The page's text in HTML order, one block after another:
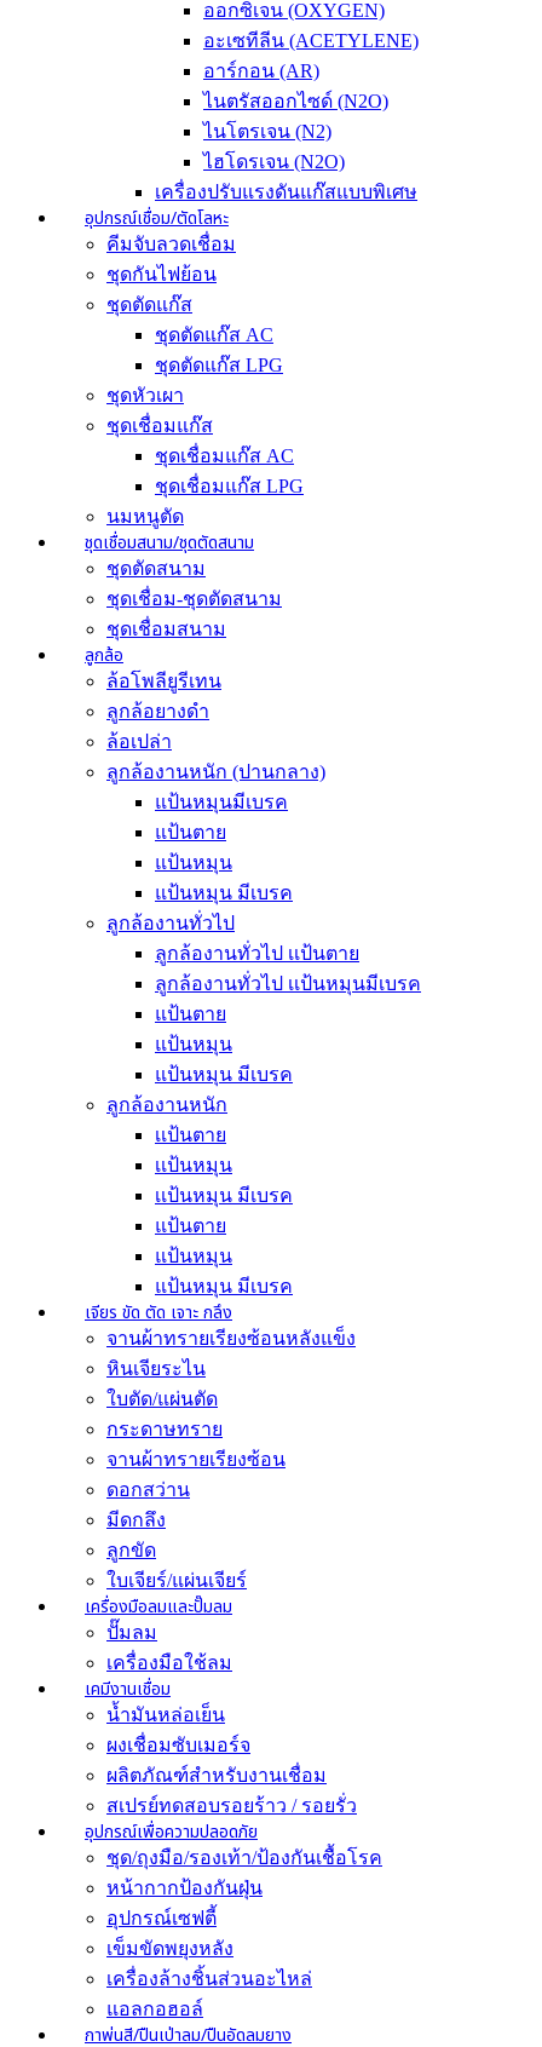
ออกซิเจน (OXYGEN)
อะเซทีลีน (ACETYLENE)
อาร์กอน (AR)
ไนตรัสออกไซด์ (N2O)
ไนโตรเจน (N2)
ไฮโดรเจน (N2O)
เครื่องปรับแรงดันแก๊สแบบพิเศษ
อุปกรณ์เชื่อม/ตัดโลหะ
คีมจับลวดเชื่อม
ชุดกันไฟย้อน
ชุดตัดแก๊ส
ชุดตัดแก๊ส AC
ชุดตัดแก๊ส LPG
ชุดหัวเผา
ชุดเชื่อมแก๊ส
ชุดเชื่อมแก๊ส AC
ชุดเชื่อมแก๊ส LPG
นมหนูตัด
ชุดเชื่อมสนาม/ชุดตัดสนาม
ชุดตัดสนาม
ชุดเชื่อม-ชุดตัดสนาม
ชุดเชื่อมสนาม
ลูกล้อ
ล้อโพลียูรีเทน
ลูกล้อยางดำ
ล้อเปล่า
ลูกล้องานหนัก (ปานกลาง)
แป้นหมุนมีเบรค
แป้นตาย
แป้นหมุน
แป้นหมุน มีเบรค
ลูกล้องานทั่วไป
ลูกล้องานทั่วไป เเป้นตาย
ลูกล้องานทั่วไป เเป้นหมุนมีเบรค
แป้นตาย
แป้นหมุน
แป้นหมุน มีเบรค
ลูกล้องานหนัก
เเป้นตาย
เเป้นหมุน
เเป้นหมุน มีเบรค
แป้นตาย
แป้นหมุน
แป้นหมุน มีเบรค
เจียร ขัด ตัด เจาะ กลึง
จานผ้าทรายเรียงซ้อนหลังแข็ง
หินเจียระไน
ใบตัด/แผ่นตัด
กระดาษทราย
จานผ้าทรายเรียงซ้อน
ดอกสว่าน
มีดกลึง
ลูกขัด
ใบเจียร์/แผ่นเจียร์
เครื่องมือลมและปั๊มลม
ปั๊มลม
เครื่องมือใช้ลม
เคมีงานเชื่อม
น้ำมันหล่อเย็น
ผงเชื่อมซับเมอร์จ
ผลิตภัณฑ์สำหรับงานเชื่อม
สเปรย์ทดสอบรอยร้าว / รอยรั่ว
อุปกรณ์เพื่อความปลอดภัย
ชุด/ถุงมือ/รองเท้า/ป้องกันเชื้อโรค
หน้ากากป้องกันฝุ่น
อุปกรณ์เซฟตี้
เข็มขัดพยุงหลัง
เครื่องล้างชิ้นส่วนอะไหล่
แอลกอฮอล์
กาพ่นสี/ปืนเป่าลม/ปืนอัดลมยาง